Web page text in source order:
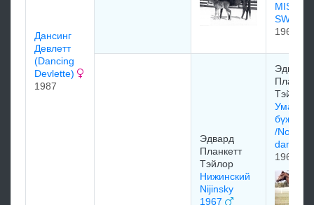
Дaнcинг
Дeвлeтт
(Dancing
Devlette)
1987
MISS
1965
Эдвapд
Плaнкeтт
Тэйлоp
Нижинский
Nijinsky
1967
Эдваpд
Тэйлop
/
dancer/
1961